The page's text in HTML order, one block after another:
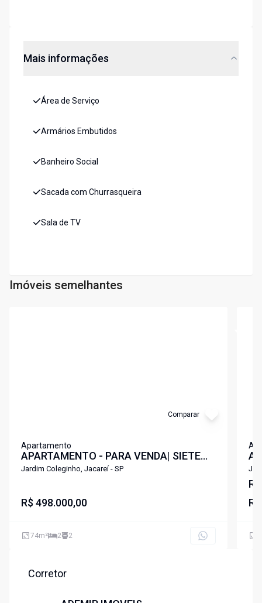
Mais informações
Área de Serviço
Armários Embutidos
Banheiro Social
Sacada com Churrasqueira
Sala de TV
Imóveis semelhantes
Comparar
Apartamento
APARTAMENTO - PARA VENDA| SIETE
RESIDENCE - JARDIM COLEGINHO,
Jardim Coleginho, Jacareí - SP
R$ 498.000,00
74m² 2 2
Corretor